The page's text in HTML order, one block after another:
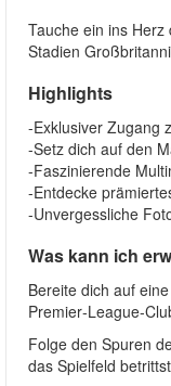
Tauche ein ins
Stadien
Highlights
-Exklusiver Zugang
-Setz dich auf den
-Faszinierende
-Entdecke
-Unvergessliche
Was kann ich
Bereite dich auf
Folge den Spuren
das Spielfeld